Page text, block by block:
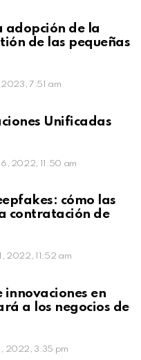
adopción de la
de las pequeñas
2023, 7:51 am
Unificadas
2022, 11:50 am
cómo las
contratación de
2022, 11:52 am
innovaciones en
a los negocios de
2022, 3:35 pm